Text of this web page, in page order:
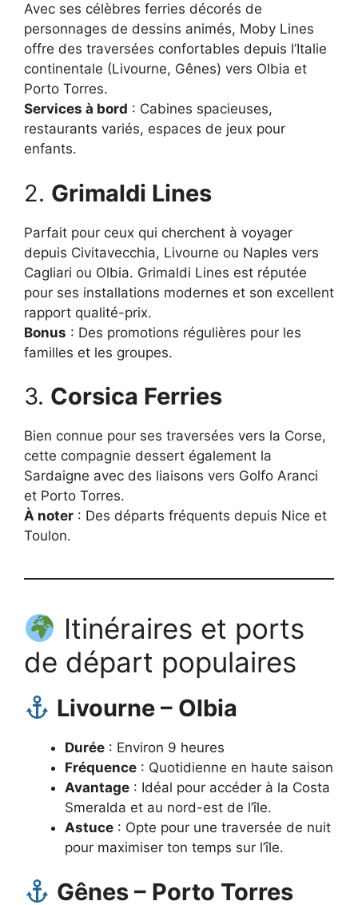
Avec ses célèbres ferries décorés de
personnages de dessins animés, Moby Lines
offre des traversées confortables depuis l’Italie
continentale (Livourne, Gênes) vers Olbia et
Porto Torres.
Services à bord : Cabines spacieuses,
restaurants variés, espaces de jeux pour
enfants.
2. Grimaldi Lines
Parfait pour ceux qui cherchent à voyager
depuis Civitavecchia, Livourne ou Naples vers
Cagliari ou Olbia. Grimaldi Lines est réputée
pour ses installations modernes et son excellent
rapport qualité-prix.
Bonus : Des promotions régulières pour les
familles et les groupes.
3. Corsica Ferries
Bien connue pour ses traversées vers la Corse,
cette compagnie dessert également la
Sardaigne avec des liaisons vers Golfo Aranci
et Porto Torres.
À noter : Des départs fréquents depuis Nice et
Toulon.
Itinéraires et ports
de départ populaires
Livourne – Olbia
Durée : Environ 9 heures
Fréquence : Quotidienne en haute saison
Avantage : Idéal pour accéder à la Costa
Smeralda et au nord-est de l’île.
Astuce : Opte pour une traversée de nuit
pour maximiser ton temps sur l’île.
Gênes – Porto Torres